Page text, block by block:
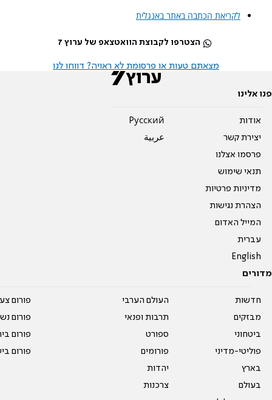
לקריאת הכתבה באתר באנגלית
הצטרפו לקבוצת הוואטצאפ של ערוץ 7
מצאתם טעות או פרסומת לא ראויה? דווחו לנו
פנו אלינו
אודות
יצירת קשר
פרסמו אצלנו
תנאי שימוש
מדיניות פרטיות
הצהרת נגישות
המייל האדום
עברית
English
Pусский
عربية
מדורים
חדשות
מבזקים
ביטחוני
פוליטי-מדיני
בארץ
בעולם
העולם הערבי
תרבות ופנאי
ספורט
פורומים
יהדות
צרכנות
פורום
פורום
פורום
פורום